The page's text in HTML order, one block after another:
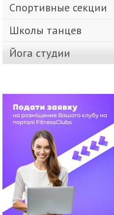
Спортивные секции
Школы танцев
Йога студии